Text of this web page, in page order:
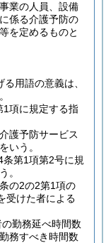
業の人員、設備
係る介護予防の
を定めるものと
る用語の意義は、
項に規定する指
護予防サービス
いう。
第1項第2号に規
。
の2の2第1項の
受けた者による
勤務延べ時間数
務すべき時間数